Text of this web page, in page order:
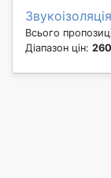
Всього
Діапазон цін: